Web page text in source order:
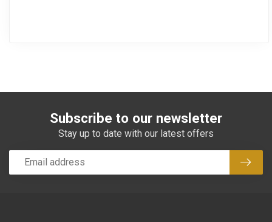
Subscribe to our newsletter
Stay up to date with our latest offers